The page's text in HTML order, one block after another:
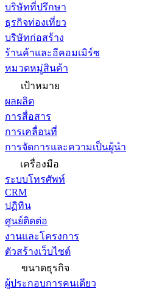
บริษัทที่ปรึกษา
ธุรกิจท่องเที่ยว
บริษัทก่อสร้าง
ร้านค้าและอีคอมเมิร์ซ
หมวดหมู่สินค้า
เป้าหมาย
ผลผลิต
การสื่อสาร
การเคลื่อนที่
การจัดการและความเป็นผู้นำ
เครื่องมือ
ระบบโทรศัพท์
CRM
ปฏิทิน
ศูนย์ติดต่อ
งานและโครงการ
ตัวสร้างเว็บไซต์
ขนาดธุรกิจ
ผู้ประกอบการคนเดียว